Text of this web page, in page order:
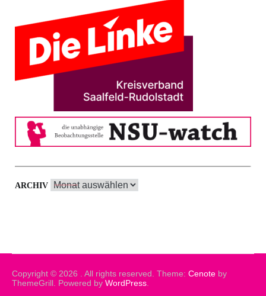
ARCHIV Archiv
Copyright © 2026 . All rights reserved. Theme: Cenote by
ThemeGrill. Powered by WordPress